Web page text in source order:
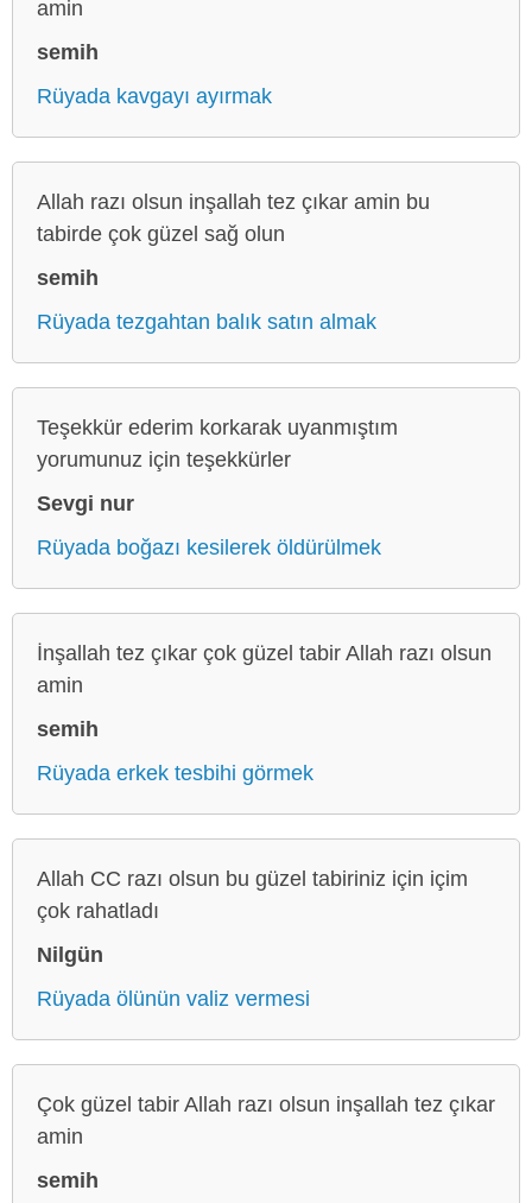
amin
semih
Rüyada kavgayı ayırmak
Allah razı olsun inşallah tez çıkar amin bu
tabirde çok güzel sağ olun
semih
Rüyada tezgahtan balık satın almak
Teşekkür ederim korkarak uyanmıştım
yorumunuz için teşekkürler
Sevgi nur
Rüyada boğazı kesilerek öldürülmek
İnşallah tez çıkar çok güzel tabir Allah razı olsun
amin
semih
Rüyada erkek tesbihi görmek
Allah CC razı olsun bu güzel tabiriniz için içim
çok rahatladı
Nilgün
Rüyada ölünün valiz vermesi
Çok güzel tabir Allah razı olsun inşallah tez çıkar
amin
semih